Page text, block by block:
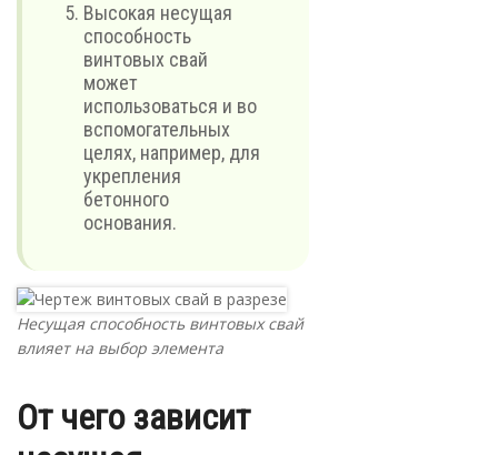
Высокая несущая
способность
винтовых свай
может
использоваться и во
вспомогательных
целях, например, для
укрепления
бетонного
основания.
Несущая способность винтовых свай
влияет на выбор элемента
От чего зависит